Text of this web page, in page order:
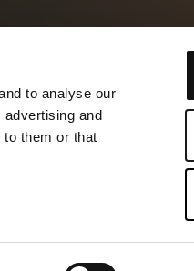
to analyse our
and
to them or that